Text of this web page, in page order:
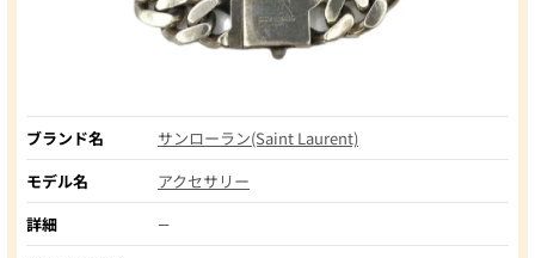
ブランド名
サンローラン(Saint Laurent)
モデル名
アクセサリー
詳細
―